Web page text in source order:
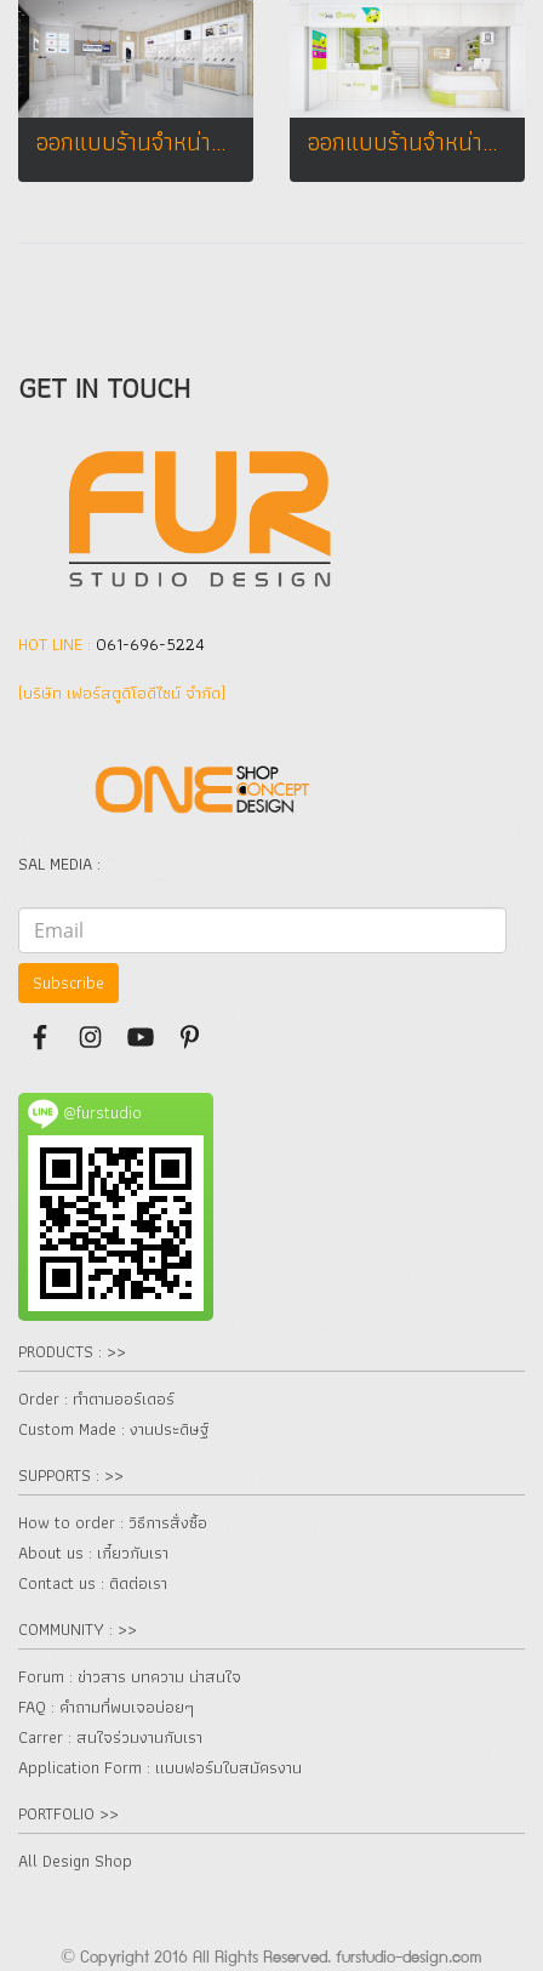
ออกแบบร้านจำหน่ายมือถือ พงษ์เพชรโฟน เทสโก้โลตัส จ.เพชรบูรณ์ ออกแบบร้านจำหน่ายมือถือ ร้าน ร้าน ais buddy by น้ำแข็งโฟน จ.ห้างกาฬสินธุ์พลาซ่า จ.กาฬสินธุ์
GET IN TOUCH
HOT LINE : 061-696-5224
(บริษัท เฟอร์สตูดิโอดีไซน์ จำกัด]
SAL MEDIA :
Subscribe
@furstudio
PRODUCTS : >>
Order : ทำตามออร์เดอร์
Custom Made : งานประดิษฐ์
SUPPORTS : >>
How to order : วิธีการสั่งซื้อ
About us : เกี๋ยวกับเรา
Contact us : ติดต่อเรา
COMMUNITY : >>
Forum : ข่าวสาร บทความ น่าสนใจ
FAQ : คำถามที่พบเจอบ่อยๆ
Carrer : สนใจร่วมงานกับเรา
Application Form : แบบฟอร์มใบสมัครงาน
PORTFOLIO >>
All Design Shop
© Copyright 2016 All Rights Reserved. furstudio-design.com